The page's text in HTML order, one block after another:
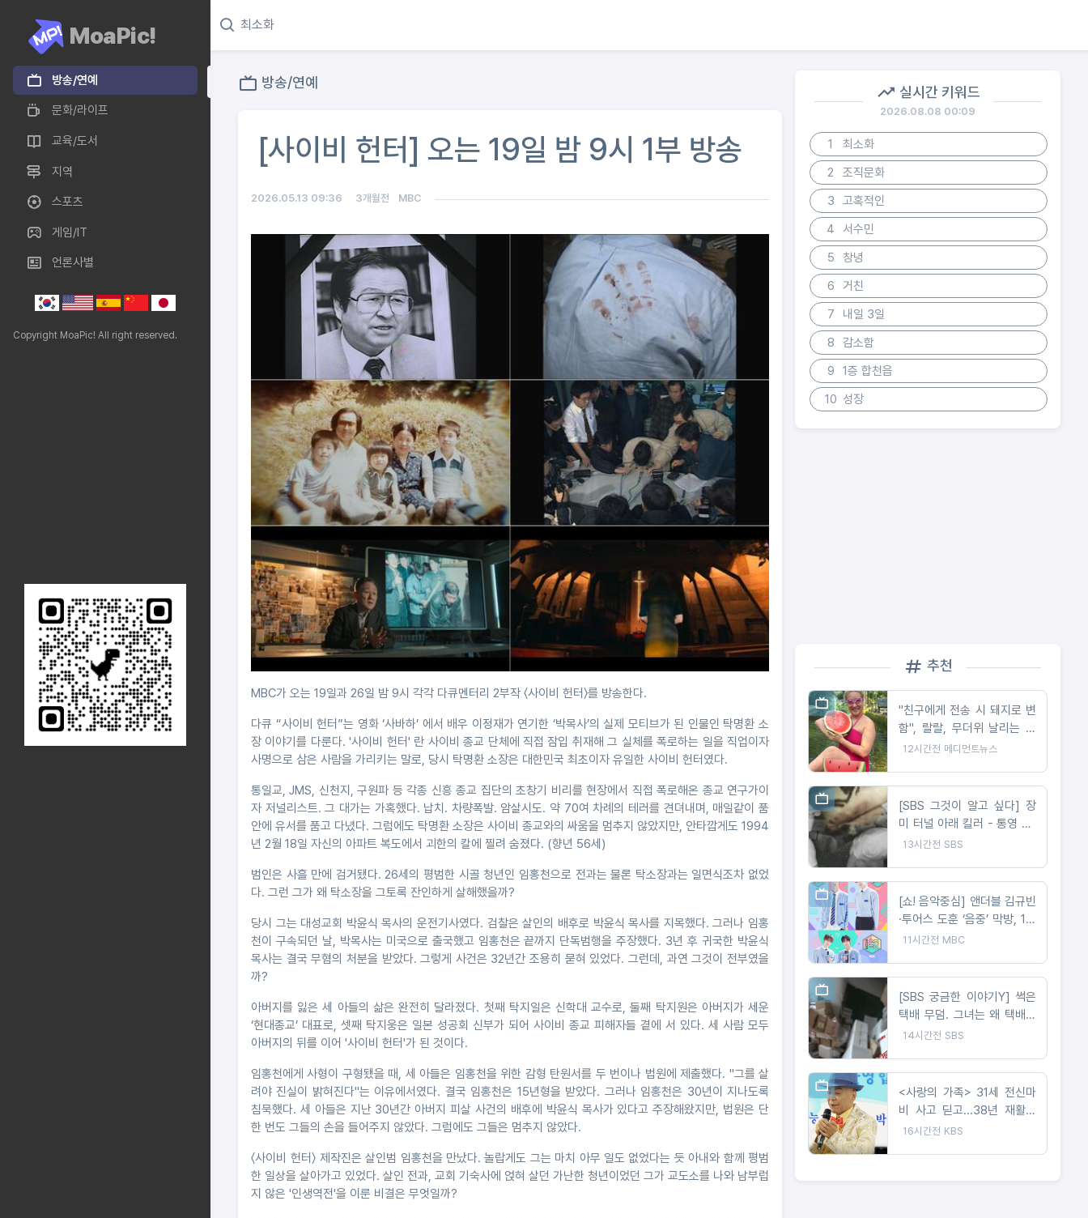
MoaPic!
방송/연예
문화/라이프
교육/도서
지역
스포츠
게임/IT
언론사별
Copyright MoaPic! All right reserved.
방송/연예
[사이비 헌터] 오는 19일 밤 9시 1부 방송
2026.05.13 09:36 3개월전 MBC
MBC가 오는 19일과 26일 밤 9시 각각 다큐멘터리 2부작 〈사이비 헌터〉를 방송한다.
다큐 “사이비 헌터”는 영화 ‘사바하’ 에서 배우 이정재가 연기한 ‘박목사’의 실제 모티브가 된 인물인 탁명환 소
장 이야기를 다룬다. '사이비 헌터' 란 사이비 종교 단체에 직접 잠입 취재해 그 실체를 폭로하는 일을 직업이자
사명으로 삼은 사람을 가리키는 말로, 당시 탁명환 소장은 대한민국 최초이자 유일한 사이비 헌터였다.
통일교, JMS, 신천지, 구원파 등 각종 신흥 종교 집단의 초창기 비리를 현장에서 직접 폭로해온 종교 연구가이
자 저널리스트. 그 대가는 가혹했다. 납치. 차량폭발. 암살시도. 약 70여 차례의 테러를 견뎌내며, 매일같이 품
안에 유서를 품고 다녔다. 그럼에도 탁명환 소장은 사이비 종교와의 싸움을 멈추지 않았지만, 안타깝게도 1994
년 2월 18일 자신의 아파트 복도에서 괴한의 칼에 찔려 숨졌다. (향년 56세)
범인은 사흘 만에 검거됐다. 26세의 평범한 시골 청년인 임홍천으로 전과는 물론 탁소장과는 일면식조차 없었
다. 그런 그가 왜 탁소장을 그토록 잔인하게 살해했을까?
당시 그는 대성교회 박윤식 목사의 운전기사였다. 검찰은 살인의 배후로 박윤식 목사를 지목했다. 그러나 임홍
천이 구속되던 날, 박목사는 미국으로 출국했고 임홍천은 끝까지 단독범행을 주장했다. 3년 후 귀국한 박윤식
목사는 결국 무혐의 처분을 받았다. 그렇게 사건은 32년간 조용히 묻혀 있었다. 그런데, 과연 그것이 전부였을
까?
아버지를 잃은 세 아들의 삶은 완전히 달라졌다. 첫째 탁지일은 신학대 교수로, 둘째 탁지원은 아버지가 세운
‘현대종교’ 대표로, 셋째 탁지웅은 일본 성공회 신부가 되어 사이비 종교 피해자들 곁에 서 있다. 세 사람 모두
아버지의 뒤를 이어 '사이비 헌터'가 된 것이다.
임홍천에게 사형이 구형됐을 때, 세 아들은 임홍천을 위한 감형 탄원서를 두 번이나 법원에 제출했다. "그를 살
려야 진실이 밝혀진다"는 이유에서였다. 결국 임홍천은 15년형을 받았다. 그러나 임홍천은 30년이 지나도록
침묵했다. 세 아들은 지난 30년간 아버지 피살 사건의 배후에 박윤식 목사가 있다고 주장해왔지만, 법원은 단
한 번도 그들의 손을 들어주지 않았다. 그럼에도 그들은 멈추지 않았다.
〈사이비 헌터〉 제작진은 살인범 임홍천을 만났다. 놀랍게도 그는 마치 아무 일도 없었다는 듯 아내와 함께 평범
한 일상을 살아가고 있었다. 살인 전과, 교회 기숙사에 얹혀 살던 가난한 청년이었던 그가 교도소를 나와 남부럽
지 않은 '인생역전'을 이룬 비결은 무엇일까?
실시간 키워드
2026.08.08 00:09
1
최소화
2
조직문화
3
고혹적인
4
서수민
5
창녕
6
거친
7
내일 3일
8
감소함
9
1층 합천읍
10 성장
추천
"친구에게 전송 시 돼지로 변
함", 랄랄, 무더위 날리는 현
실 수영복 자태 공개
12시간전 메디먼트뉴스
[SBS 그것이 알고 싶다] 장
미 터널 아래 킬러 - 통영 60
대 여성 살인 사건
13시간전 SBS
[쇼! 음악중심] 앤더블 김규빈
·투어스 도훈 ‘음중’ 막방, 1년
5개월 여정 마무리
11시간전 MBC
[SBS 궁금한 이야기Y] 썩은
택배 무덤. 그녀는 왜 택배를
계속 주문하나 / 문 하나 사이
14시간전 SBS
<사랑의 가족> 31세 전신마
비 사고 딛고...38년 재활이
빚어낸 트로트 가수의 꿈
16시간전 KBS